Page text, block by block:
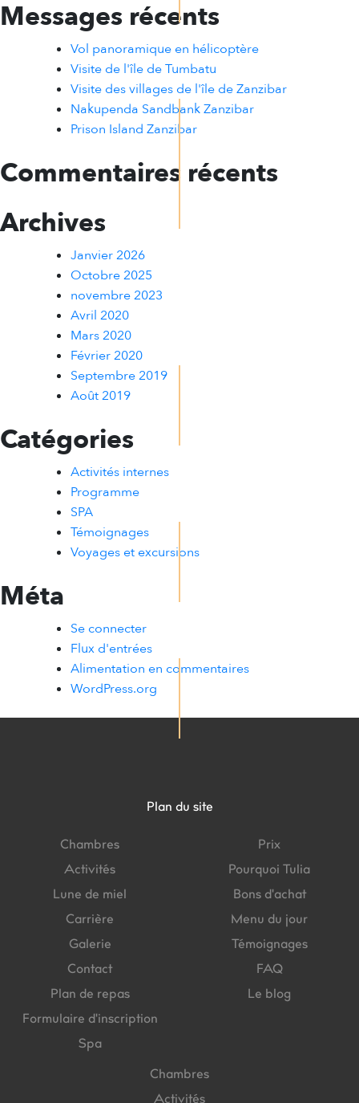
Messages récents
Vol panoramique en hélicoptère
Visite de l'île de Tumbatu
Visite des villages de l'île de Zanzibar
Nakupenda Sandbank Zanzibar
Prison Island Zanzibar
Commentaires récents
Archives
Janvier 2026
Octobre 2025
novembre 2023
Avril 2020
Mars 2020
Février 2020
Septembre 2019
Août 2019
Catégories
Activités internes
Programme
SPA
Témoignages
Voyages et excursions
Méta
Se connecter
Flux d'entrées
Alimentation en commentaires
WordPress.org
Plan du site
Chambres
Activités
Lune de miel
Carrière
Galerie
Contact
Plan de repas
Formulaire d'inscription
Spa
Prix
Pourquoi Tulia
Bons d'achat
Menu du jour
Témoignages
FAQ
Le blog
Chambres
Activités